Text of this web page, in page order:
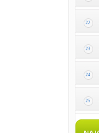
22
23
24
25